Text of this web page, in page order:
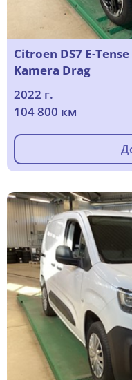
Citroen DS7 E-
Kamera Drag
2022 г.
104 800 км